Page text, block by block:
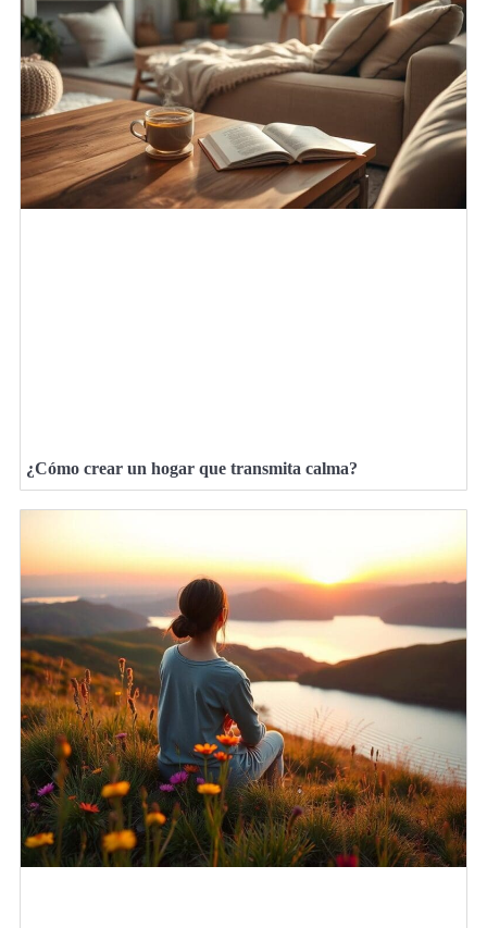
¿Cómo crear un hogar que transmita calma?